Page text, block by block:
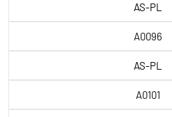
AS-PL
A0096
AS-PL
A0101